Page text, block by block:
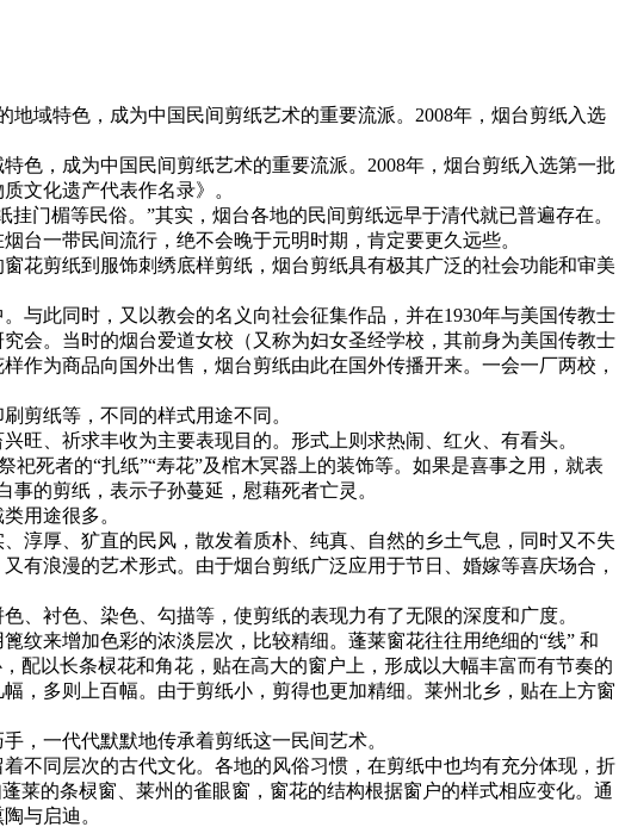
域特色，成为中国民间剪纸艺术的重要流派。2008年，烟台剪纸入选
色，成为中国民间剪纸艺术的重要流派。2008年，烟台剪纸入选第一批
文化遗产代表作名录》。
门楣等民俗。”其实，烟台各地的民间剪纸远早于清代就已普遍存在。
台一带民间流行，绝不会晚于元明时期，肯定要更久远些。
花剪纸到服饰刺绣底样剪纸，烟台剪纸具有极其广泛的社会功能和审美
与此同时，又以教会的名义向社会征集作品，并在1930年与美国传教士
会。当时的烟台爱道女校（又称为妇女圣经学校，其前身为美国传教士
作为商品向国外出售，烟台剪纸由此在国外传播开来。一会一厂两校，
剪纸等，不同的样式用途不同。
旺、祈求丰收为主要表现目的。形式上则求热闹、红火、有看头。
死者的“扎纸”“寿花”及棺木冥器上的装饰等。如果是喜事之用，就表
事的剪纸，表示子孙蔓延，慰藉死者亡灵。
用途很多。
淳厚、犷直的民风，散发着质朴、纯真、自然的乡土气息，同时又不失
有浪漫的艺术形式。由于烟台剪纸广泛应用于节日、婚嫁等喜庆场合，
、衬色、染色、勾描等，使剪纸的表现力有了无限的深度和广度。
纹来增加色彩的浓淡层次，比较精细。蓬莱窗花往往用绝细的“线” 和
配以长条棂花和角花，贴在高大的窗户上，形成以大幅丰富而有节奏的
，多则上百幅。由于剪纸小，剪得也更加精细。莱州北乡，贴在上方窗
，一代代默默地传承着剪纸这一民间艺术。
不同层次的古代文化。各地的风俗习惯，在剪纸中也均有充分体现，折
莱的条棂窗、莱州的雀眼窗，窗花的结构根据窗户的样式相应变化。通
与启迪。